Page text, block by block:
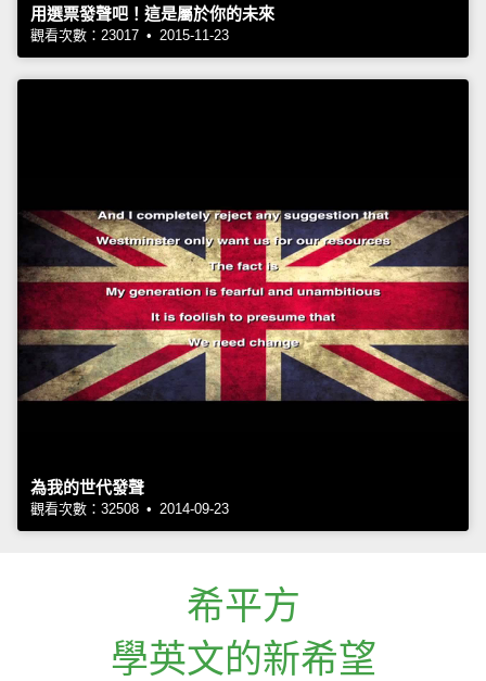
用選票發聲吧！這是屬於你的未來
觀看次數：23017 • 2015-11-23
為我的世代發聲
觀看次數：32508 • 2014-09-23
希平方
學英文的新希望